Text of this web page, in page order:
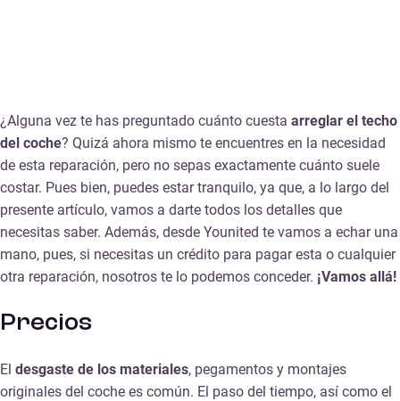
¿Alguna vez te has preguntado cuánto cuesta arreglar el techo
del coche? Quizá ahora mismo te encuentres en la necesidad
de esta reparación, pero no sepas exactamente cuánto suele
costar. Pues bien, puedes estar tranquilo, ya que, a lo largo del
presente artículo, vamos a darte todos los detalles que
necesitas saber. Además, desde Younited te vamos a echar una
mano, pues, si necesitas un crédito para pagar esta o cualquier
otra reparación, nosotros te lo podemos conceder. ¡Vamos allá!
Precios
El desgaste de los materiales, pegamentos y montajes
originales del coche es común. El paso del tiempo, así como el